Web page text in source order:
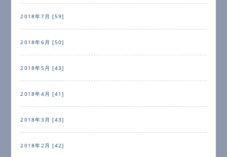
2018年7月 [59]
2018年6月 [50]
2018年5月 [43]
2018年4月 [41]
2018年3月 [43]
2018年2月 [42]